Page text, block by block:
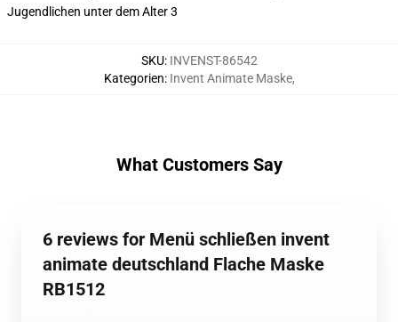
Jugendlichen unter dem Alter 3
SKU: INVENST-86542
Kategorien: Invent Animate Maske,
What Customers Say
6 reviews for Menü schließen invent
animate deutschland Flache Maske
RB1512